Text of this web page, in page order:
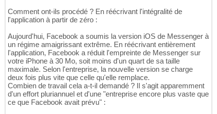
Comment ont-ils procédé ? En réécrivant l'intégralité de
l'application à partir de zéro :
Aujourd'hui, Facebook a soumis la version iOS de Messenger à
un régime amaigrissant extrême. En réécrivant entièrement
l'application, Facebook a réduit l'empreinte de Messenger sur
votre iPhone à 30 Mo, soit moins d'un quart de sa taille
maximale. Selon l'entreprise, la nouvelle version se charge
deux fois plus vite que celle qu'elle remplace.
Combien de travail cela a-t-il demandé ? Il s'agit apparemment
d'un effort pluriannuel et d'une "entreprise encore plus vaste que
ce que Facebook avait prévu" :